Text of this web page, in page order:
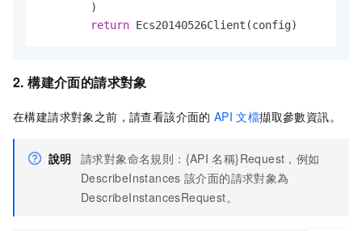
        )
return
2. 構建介面的請求對象
在構建請求對象之前，請查看該介面的 API 文檔擷取參數資訊。
說明 請求對象命名規則：{API 名稱}Request，例如
DescribeInstances 該介面的請求對象為
DescribeInstancesRequest。